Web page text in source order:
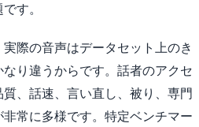
す。
際の音声はデータセット上のき
り違うからです。話者のアクセ
、話速、言い直し、被り、専門
常に多様です。特定ベンチマー